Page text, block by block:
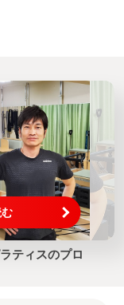
ティスのプロ